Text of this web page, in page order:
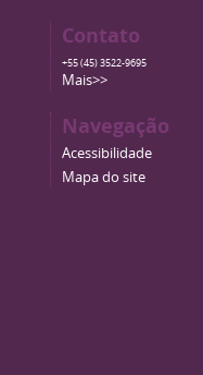
Contato
+55 (45) 3522-9695
Mais>>
Navegação
Acessibilidade
Mapa do site